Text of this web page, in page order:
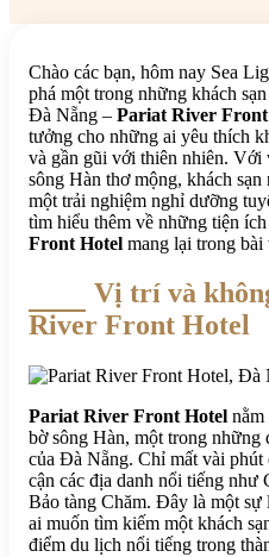
Chào các bạn, hôm nay Sea
phá một trong những khách
Đà Nẵng – Pariat River
tưởng cho những ai yêu thích
và gần gũi với thiên nhiên.
sông Hàn thơ mộng, khách
một trải nghiệm nghỉ dưỡng
tìm hiểu thêm về những tiện
Front Hotel mang lại trong bài
Vị trí và
River Front Hotel
Pariat River Front Hotel nằm
bờ sông Hàn, một trong những
của Đà Nẵng. Chỉ mất vài phút
cận các địa danh nổi tiếng như
Bảo tàng Chăm. Đây là một
ai muốn tìm kiếm một khách
điểm du lịch nổi tiếng trong